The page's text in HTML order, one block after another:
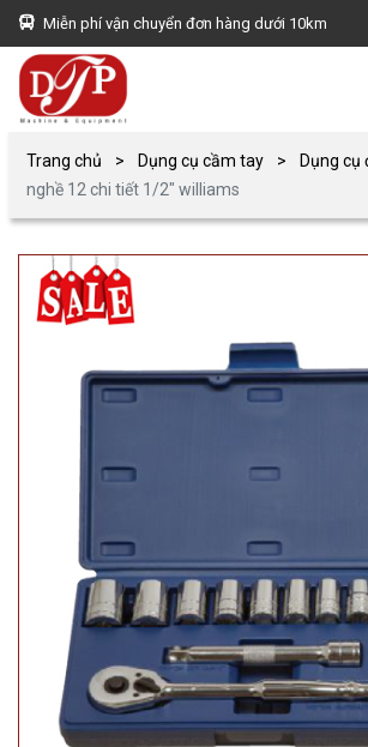
Miễn phí vận chuyển đơn hàng dưới 10km
Trang chủ Dụng cụ cầm tay Dụng cụ
nghề 12 chi tiết 1/2″ williams